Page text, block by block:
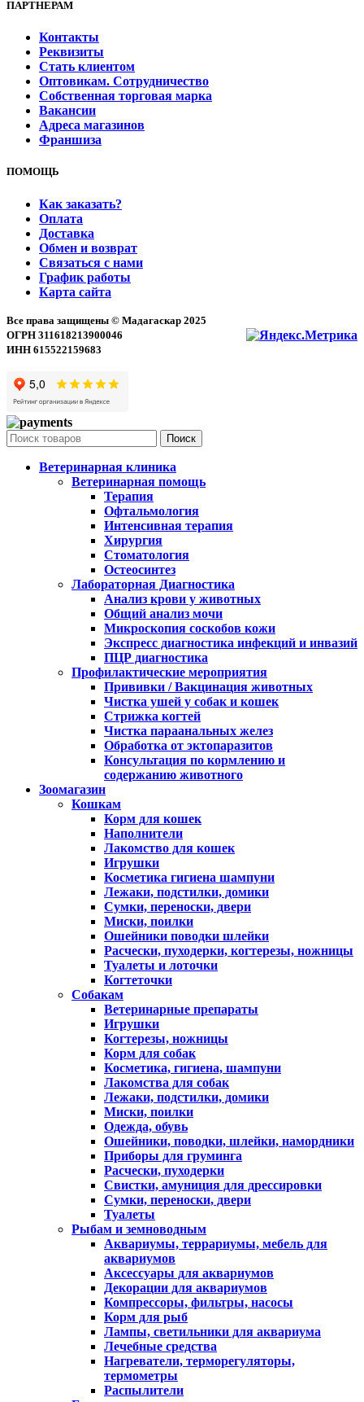
ПАРТНЕРАМ
Контакты
Реквизиты
Стать клиентом
Оптовикам. Сотрудничество
Собственная торговая марка
Вакансии
Адреса магазинов
Франшиза
ПОМОЩЬ
Как заказать?
Оплата
Доставка
Обмен и возврат
Связаться с нами
График работы
Карта сайта
Все права защищены © Мадагаскар 2025
ОГРН 311618213900046
ИНН 615522159683
Поиск
Ветеринарная клиника
Ветеринарная помощь
Терапия
Офтальмология
Интенсивная терапия
Хирургия
Стоматология
Остеосинтез
Лабораторная Диагностика
Анализ крови у животных
Общий анализ мочи
Микроскопия соскобов кожи
Экспресс диагностика инфекций и инвазий
ПЦР диагностика
Профилактические мероприятия
Прививки / Вакцинация животных
Чистка ушей у собак и кошек
Стрижка когтей
Чистка параанальных желез
Обработка от эктопаразитов
Консультация по кормлению и
содержанию животного
Зоомагазин
Кошкам
Корм для кошек
Наполнители
Лакомство для кошек
Игрушки
Косметика гигиена шампуни
Лежаки, подстилки, домики
Сумки, переноски, двери
Миски, поилки
Ошейники поводки шлейки
Расчески, пуходерки, когтерезы, ножницы
Туалеты и лоточки
Когтеточки
Собакам
Ветеринарные препараты
Игрушки
Когтерезы, ножницы
Корм для собак
Косметика, гигиена, шампуни
Лакомства для собак
Лежаки, подстилки, домики
Миски, поилки
Одежда, обувь
Ошейники, поводки, шлейки, намордники
Приборы для груминга
Расчески, пуходерки
Свистки, амуниция для дрессировки
Сумки, переноски, двери
Туалеты
Рыбам и земноводным
Аквариумы, террариумы, мебель для
аквариумов
Аксессуары для аквариумов
Декорации для аквариумов
Компрессоры, фильтры, насосы
Корм для рыб
Лампы, светильники для аквариума
Лечебные средства
Нагреватели, терморегуляторы,
термометры
Распылители